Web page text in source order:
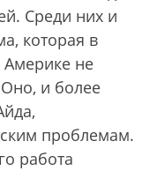
Среди них и
которая в
Америке не
и более
проблемам.
работа